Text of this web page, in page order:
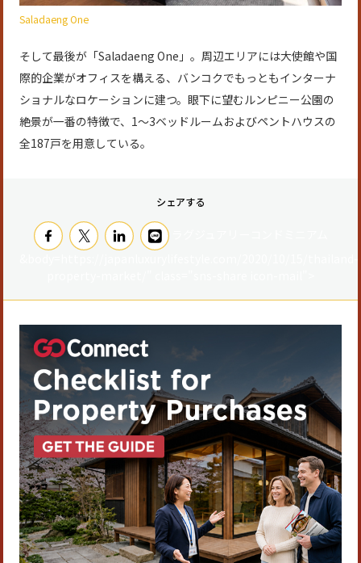
Saladaeng One
そして最後が「Saladaeng One」。周辺エリアには大使館や国
際的企業がオフィスを構える、バンコクでもっともインターナ
ショナルなロケーションに建つ。眼下に望むルンピニー公園の
絶景が一番の特徴で、1～3ベッドルームおよびペントハウスの
全187戸を用意している。
シェアする